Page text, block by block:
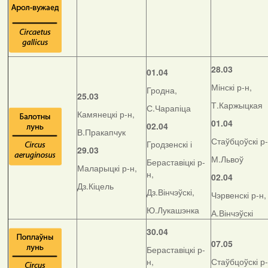
25.03
Камянецкі р-н,
В.Пракапчук
29.03
Маларыцкі р-н,
Дз.Кіцель
01.04
Гродна,
С.Чарапіца
02.04
Гродзенскі і
Бераставіцкі р-
н,
Дз.Вінчэўскі,
Ю.Лукашэнка
28.03
Мінскі р-н,
Т.Каржыцкая
01.04
Стаўбцоўскі
М.Львоў
02.04
Чэрвенскі р-н,
А.Вінчэўскі
30.04
Бераставіцкі р-
н,
07.05
Стаўбцоўскі